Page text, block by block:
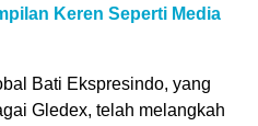
Keren Seperti Media
Bati Ekspresindo, yang
Gledex, telah melangkah